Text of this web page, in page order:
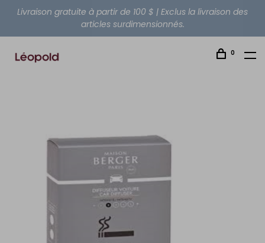
Livraison gratuite à partir de 100 $ | Exclus la livraison des
articles surdimensionnés.
0